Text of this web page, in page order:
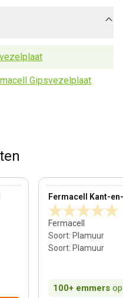
Gipsvezelplaat
Fermacell Kant-
Fermacell
Soort: Plamuur
Soort: Plamuur
100+ emmers
View product